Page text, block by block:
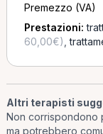
Premezzo (VA)
Prestazioni:
60,00€) ,
Altri terapisti
Non corrispondono
ma potrebbero